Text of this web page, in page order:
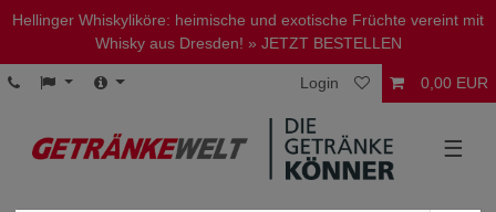
Hellinger Whiskyliköre: heimische und exotische Früchte vereint mit
Whisky aus Dresden! » JETZT BESTELLEN
Login 0,00 EUR
☰